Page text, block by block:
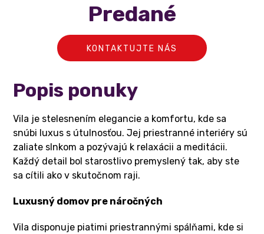
Predané
KONTAKTUJTE NÁS
Popis ponuky
Vila je stelesnením elegancie a komfortu, kde sa
snúbi luxus s útulnosťou. Jej priestranné interiéry sú
zaliate slnkom a pozývajú k relaxácii a meditácii.
Každý detail bol starostlivo premyslený tak, aby ste
sa cítili ako v skutočnom raji.
Luxusný domov pre náročných
Vila disponuje piatimi priestrannými spálňami, kde si